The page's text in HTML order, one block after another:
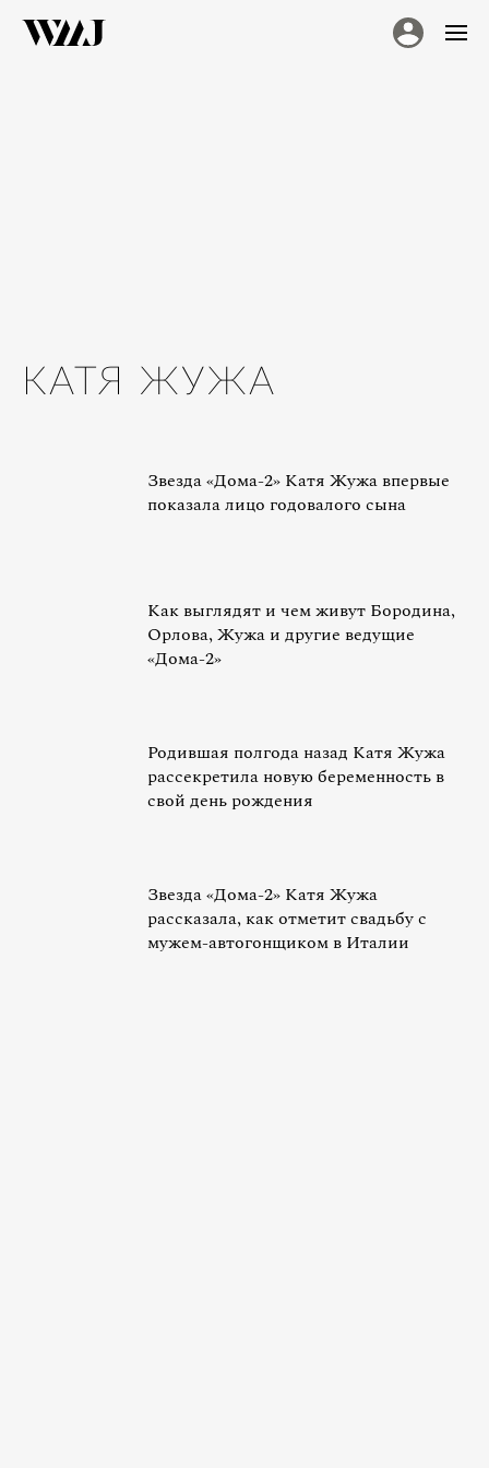
КАТЯ ЖУЖА
Звезда «Дома-2» Катя Жужа впервые
показала лицо годовалого сына
Как выглядят и чем живут Бородина,
Орлова, Жужа и другие ведущие
«Дома-2»
Родившая полгода назад Катя Жужа
рассекретила новую беременность в
свой день рождения
Звезда «Дома-2» Катя Жужа
рассказала, как отметит свадьбу с
мужем-автогонщиком в Италии